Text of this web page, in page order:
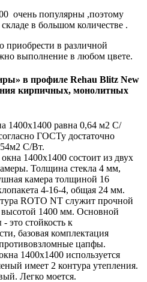
очень популярны ,поэтому
в большом количестве .
в различной
выполнение в любом цвете.
в профиле Rehau Blitz New
кирпичных, монолитных
1400x1400 равна 0,64 м2 С/
ГОСТу достаточно
С/Вт.
1400x1400 состоит из двух
Толщина стекла 4 мм,
камера толщиной 16
4-16-4, общая 24 мм.
ROTO NT служит прочной
высотой 1400 мм. Основной
это стойкость к
базовая комплектация
цапфы.
1400x1400 используется
имеет 2 контура утепления.
Легко моется.